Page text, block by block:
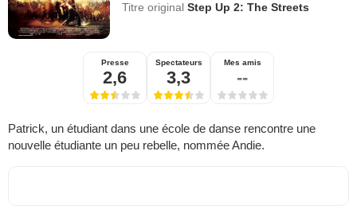
Titre originalStep Up 2: The Streets
Presse
2,6
Spectateurs
3,3
Mes amis
--
Patrick, un étudiant dans une école de danse rencontre une
nouvelle étudiante un peu rebelle, nommée Andie.